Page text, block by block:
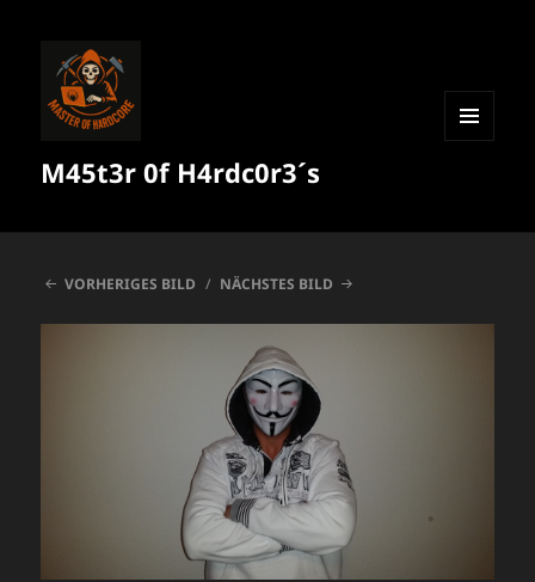
M45t3r 0f H4rdc0r3´s
VORHERIGES BILD NÄCHSTES BILD